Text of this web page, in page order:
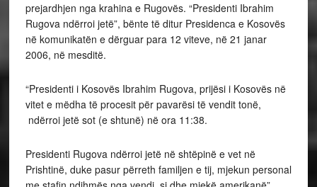
prejardhjen nga krahina e Rugovës. “Presidenti Ibrahim
Rugova ndërroi jetë”, bënte të ditur Presidenca e Kosovës
në komunikatën e dërguar para 12 viteve, në 21 janar
2006, në mesditë.
“Presidenti i Kosovës Ibrahim Rugova, prijësi i Kosovës në
vitet e mëdha të procesit për pavarësi të vendit tonë,
ndërroi jetë sot (e shtunë) në ora 11:38.
Presidenti Rugova ndërroi jetë në shtëpinë e vet në
Prishtinë, duke pasur përreth familjen e tij, mjekun personal